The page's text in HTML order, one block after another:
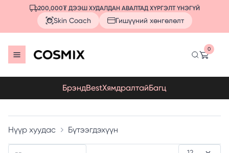
200,000₮ ДЭЭШ ХУДАЛДАН АВАЛТАД ХҮРГЭЛТ ҮНЭГҮЙ
Skin Coach Гишүүний хөнгөлөлт
0
БрэндBestХямдралтайБагц
Нүүр хуудас Бүтээгдэхүүн